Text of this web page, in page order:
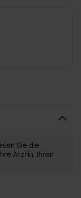
Sie die
Ärztin, Ihren